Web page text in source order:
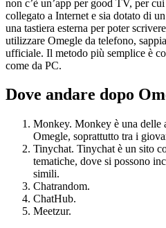
non c’è un’app per good TV, per
collegato a Internet e sia dotato di
una tastiera esterna per poter
utilizzare Omegle da telefono,
ufficiale. Il metodo più semplice è
come da PC.
Dove andare dopo
Monkey. Monkey è una delle
Omegle, soprattutto tra i
Tinychat. Tinychat è un sito
tematiche, dove si possono
simili.
Chatrandom.
ChatHub.
Meetzur.